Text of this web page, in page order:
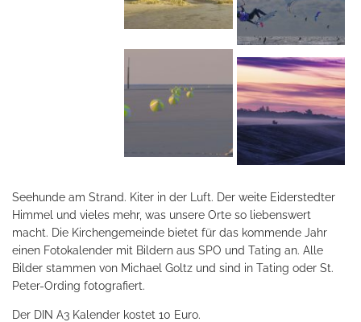
Seehunde am Strand. Kiter in der Luft. Der weite Eiderstedter
Himmel und vieles mehr, was unsere Orte so liebenswert
macht. Die Kirchengemeinde bietet für das kommende Jahr
einen Fotokalender mit Bildern aus SPO und Tating an. Alle
Bilder stammen von Michael Goltz und sind in Tating oder St.
Peter-Ording fotografiert.
Der DIN A3 Kalender kostet 10 Euro.